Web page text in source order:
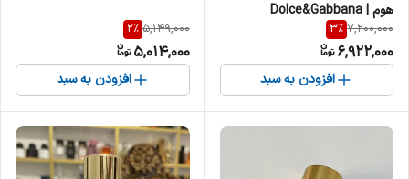
هوم | Dolce&Gabbana
Devotion Pour Homme مردانه
7,200,000
3%
6,922,000
افزودن به سبد
5,149,000
2%
5,014,000
افزودن به سبد